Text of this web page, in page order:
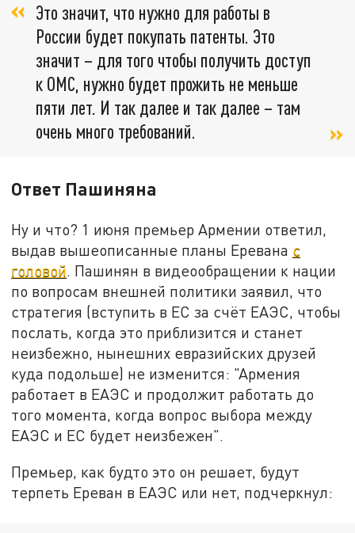
Это значит, что нужно для работы в
России будет покупать патенты. Это
значит – для того чтобы получить доступ
к ОМС, нужно будет прожить не меньше
пяти лет. И так далее и так далее – там
очень много требований.
Ответ Пашиняна
Ну и что? 1 июня премьер Армении ответил,
выдав вышеописанные планы Еревана с
головой. Пашинян в видеообращении к нации
по вопросам внешней политики заявил, что
стратегия (вступить в ЕС за счёт ЕАЭС, чтобы
послать, когда это приблизится и станет
неизбежно, нынешних евразийских друзей
куда подольше) не изменится: "Армения
работает в ЕАЭС и продолжит работать до
того момента, когда вопрос выбора между
ЕАЭС и ЕС будет неизбежен".
Премьер, как будто это он решает, будут
терпеть Ереван в ЕАЭС или нет, подчеркнул: